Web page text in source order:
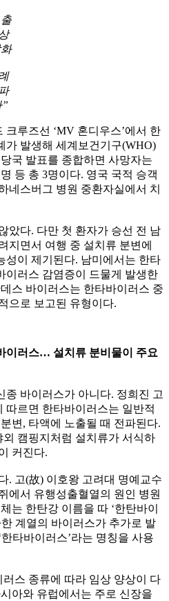
루즈선 ‘MV 혼디우스’에서 한
가 발생해 세계보건기구(WHO)
국 발표를 종합하면 사망자는
등 총 3명이다. 영국 국적 승객
네스버그 병원 중환자실에서 치
았다. 다만 첫 환자가 승선 전 남
지면서 여행 중 설치류 분변에
성이 제기된다. 남미에서는 한타
이러스 감염증이 드물게 발생한
스 바이러스는 한타바이러스 중
으로 보고된 유형이다.
이러스… 설치류 분비물이 주요
종 바이러스가 아니다. 정희진 고
따르면 한타바이러스는 일반적
변, 타액에 노출될 때 전파된다.
캠핑지처럼 설치류가 서식하
커진다.
. 고(故) 이호왕 고려대 명예교수
에서 유행성출혈열의 원인 병원
는 한탄강 이름을 따 ‘한탄바이
계열의 바이러스가 추가로 발
타바이러스’라는 명칭을 사용
스 종류에 따라 임상 양상이 다
아와 유럽에서는 주로 신장을